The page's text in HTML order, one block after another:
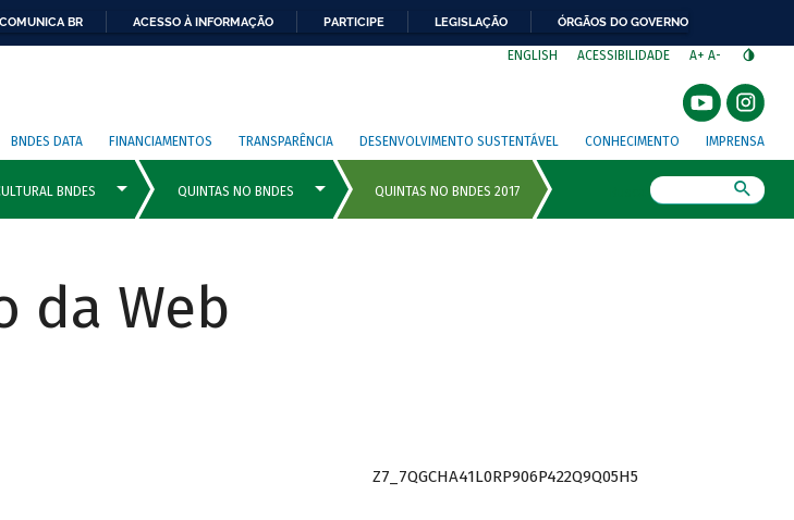
COMUNICA BR ACESSO À INFORMAÇÃO PARTICIPE LEGISLAÇÃO ÓRGÃOS DO GOVERNO
ENGLISH ACESSIBILIDADE A+ A-
BNDES DATA FINANCIAMENTOS TRANSPARÊNCIA DESENVOLVIMENTO SUSTENTÁVEL CONHECIMENTO IMPRENSA
da Web
Z7_7QGCHA41L0RP906P422Q9Q05H5